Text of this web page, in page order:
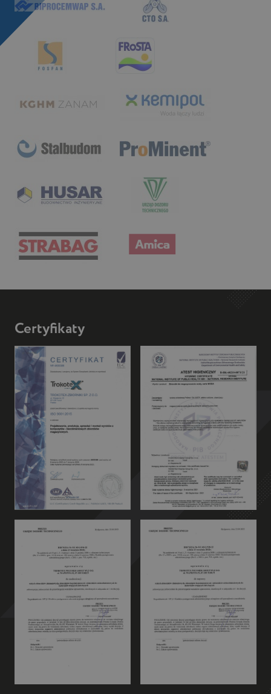
Certyfikaty